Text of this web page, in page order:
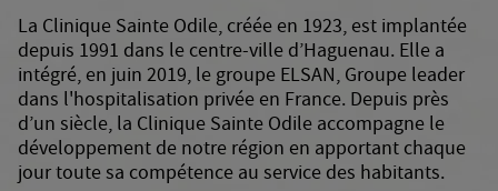
La Clinique Sainte Odile, créée en 1923, est implantée
depuis 1991 dans le centre-ville d’Haguenau. Elle a
intégré, en juin 2019, le groupe ELSAN, Groupe leader
dans l'hospitalisation privée en France. Depuis près
d’un siècle, la Clinique Sainte Odile accompagne le
développement de notre région en apportant chaque
jour toute sa compétence au service des habitants.